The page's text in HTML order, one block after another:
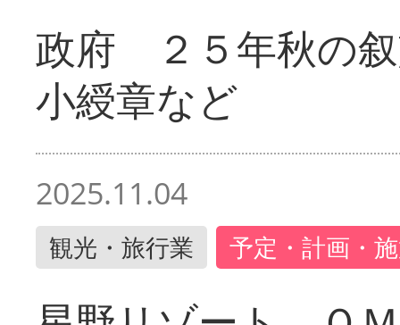
政府 ２５年秋の
小綬章など
2025.11.04
観光・旅行業 予定・計画・